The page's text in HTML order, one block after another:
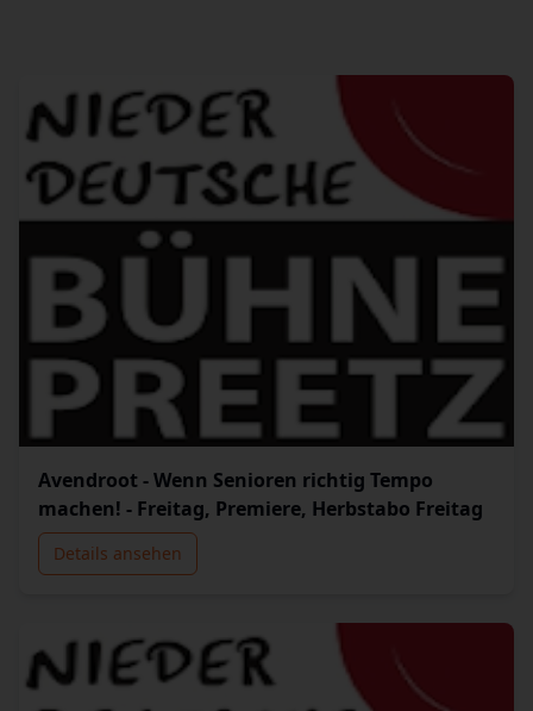
Avendroot - Wenn Senioren richtig Tempo
machen! - Freitag, Premiere, Herbstabo Freitag
Details ansehen